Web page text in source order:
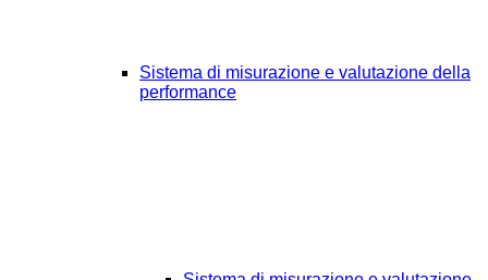
Sistema di misurazione e valutazione della
performance